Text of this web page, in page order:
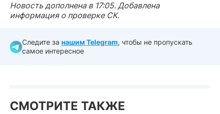
Новость дополнена в 17:05. Добавлена
информация о проверке СК.
Следите за нашим Telegram, чтобы не пропускать
самое интересное
СМОТРИТЕ ТАКЖЕ